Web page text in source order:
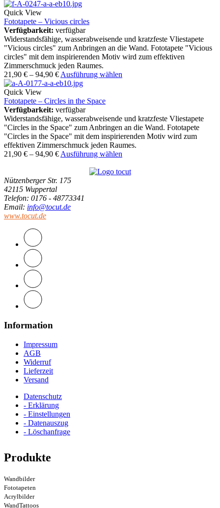
Quick View
Fototapete – Vicious circles
Verfügbarkeit: verfügbar
Widerstandsfähige, wasserabweisende und kratzfeste Vliestapete
"Vicious circles" zum Anbringen an die Wand. Fototapete "Vicious
circles" mit dem inspirierenden Motiv wird zum effektiven
Zimmerschmuck jeden Raumes.
21,90 € – 94,90 € Ausführung wählen
Quick View
Fototapete – Circles in the Space
Verfügbarkeit: verfügbar
Widerstandsfähige, wasserabweisende und kratzfeste Vliestapete
"Circles in the Space" zum Anbringen an die Wand. Fototapete
"Circles in the Space" mit dem inspirierenden Motiv wird zum
effektiven Zimmerschmuck jeden Raumes.
21,90 € – 94,90 € Ausführung wählen
Nützenberger Str. 175
42115 Wuppertal
Telefon: 0176 - 48773341
Email: info@tocut.de
www.tocut.de
Information
Impressum
AGB
Widerruf
Lieferzeit
Versand
Datenschutz
- Erklärung
- Einstellungen
- Datenauszug
- Löschanfrage
Produkte
Wandbilder
Fototapeten
Acrylbilder
WandTattoos